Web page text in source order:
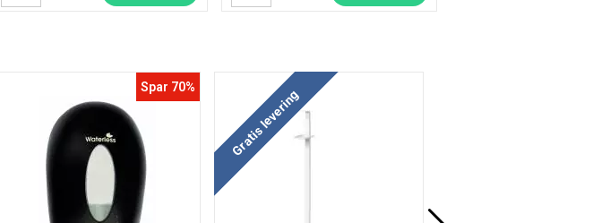
Spar 70% Køb mere og spar
Gratis levering